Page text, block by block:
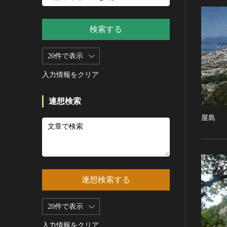
屋島
鉄器 [朝鮮半島]
原三国・朝鮮三国 [朝鮮半島]
原三国・朝鮮三国 [朝鮮半島]
新羅 [朝鮮半島]
朝鮮 [朝鮮半島]
旧石器 [中国]
夏 [中国]
殷（商） [中国]
周 [中国]
春秋時代 [中国]
戦国時代 [中国]
彫刻
木像
金属像
石膏像
工芸品
染織
ガラス
その他
その他の美術
記録作成等の措置を講ずべき無
形文化財
重要有形民俗文化財
重要無形民俗文化財
登録無形民俗文化財
記録作成等の措置を講ずべき無
史跡
天然記念物
特別天然記念物
重要文化的景観
重要伝統的建造物群保存地区
選定保存技術
未指定
CC0
CC BY（表示）
CC BY-SA（表示—継承）
CC BY-ND（表示—改変禁止）
CC BY-NC-SA（表示—非営利—
CC BY-NC-ND（表示—非営利—
WORK（著作権あり-EU孤児著
IN COPYRIGHT -
EDUCATIONAL USE
PERMITTED（著作権あり-教育
検索する
20件で表示
入力情報をクリア
連想検索
連想検索する
20件で表示
入力情報をクリア